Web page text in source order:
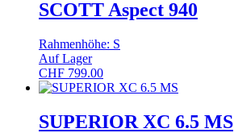
SCOTT Aspect 940
Rahmenhöhe: S
Auf Lager
CHF 799.00
SUPERIOR XC 6.5 MS